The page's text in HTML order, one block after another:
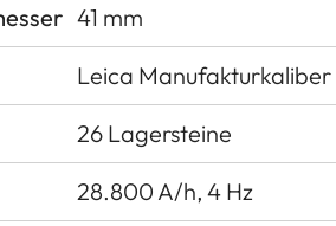
41 mm
Leica Manufakturkaliber
26 Lagersteine
28.800 A/h, 4 Hz